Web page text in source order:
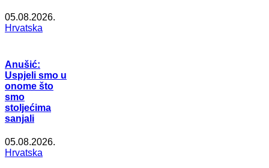
05.08.2026.
Hrvatska
Anušić:
Uspjeli smo u
onome što
smo
stoljećima
sanjali
05.08.2026.
Hrvatska